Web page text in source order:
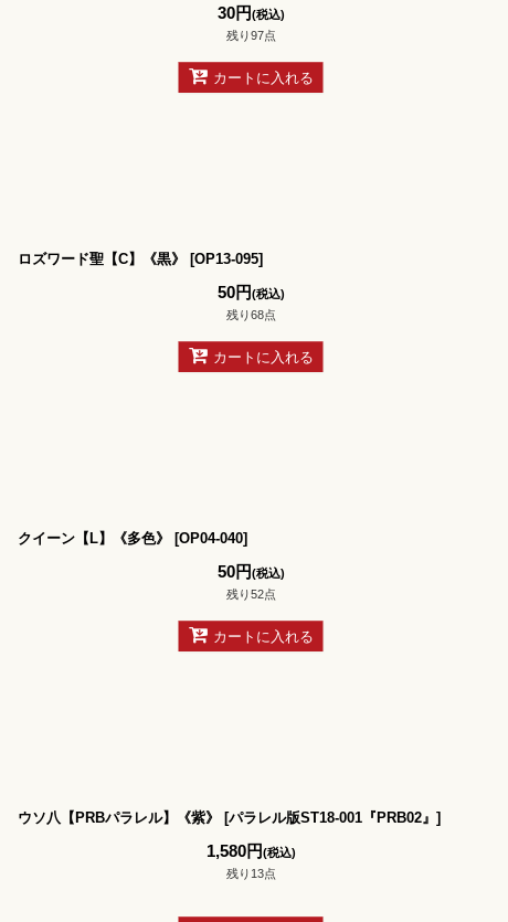
30円(税込)
残り97点
カートに入れる
ロズワード聖【C】《黒》 [OP13-095]
50円(税込)
残り68点
カートに入れる
クイーン【L】《多色》 [OP04-040]
50円(税込)
残り52点
カートに入れる
ウソ八【PRBパラレル】《紫》 [パラレル版ST18-001『PRB02』 ]
1,580円(税込)
残り13点